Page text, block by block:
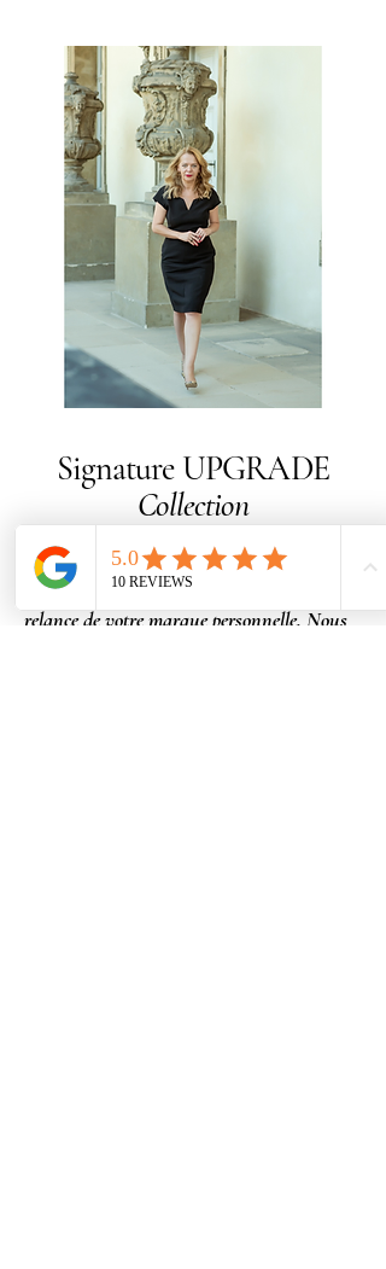
Signature UPGRADE
Collection
Investissement :2.300 €+ TVA
Pensez à cette collection comme à une
relance de votre marque personnelle. Nous